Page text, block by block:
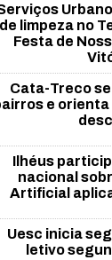
de limpeza no
Festa de
Cata-Treco
e
Ilhéus
nacional
Artificial
Uesc inicia
letivo